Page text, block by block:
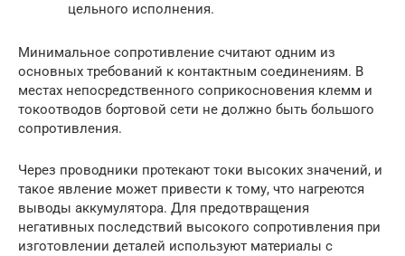
цельного исполнения.
Минимальное сопротивление считают одним из
основных требований к контактным соединениям. В
местах непосредственного соприкосновения клемм и
токоотводов бортовой сети не должно быть большого
сопротивления.
Через проводники протекают токи высоких значений, и
такое явление может привести к тому, что нагреются
выводы аккумулятора. Для предотвращения
негативных последствий высокого сопротивления при
изготовлении деталей используют материалы с